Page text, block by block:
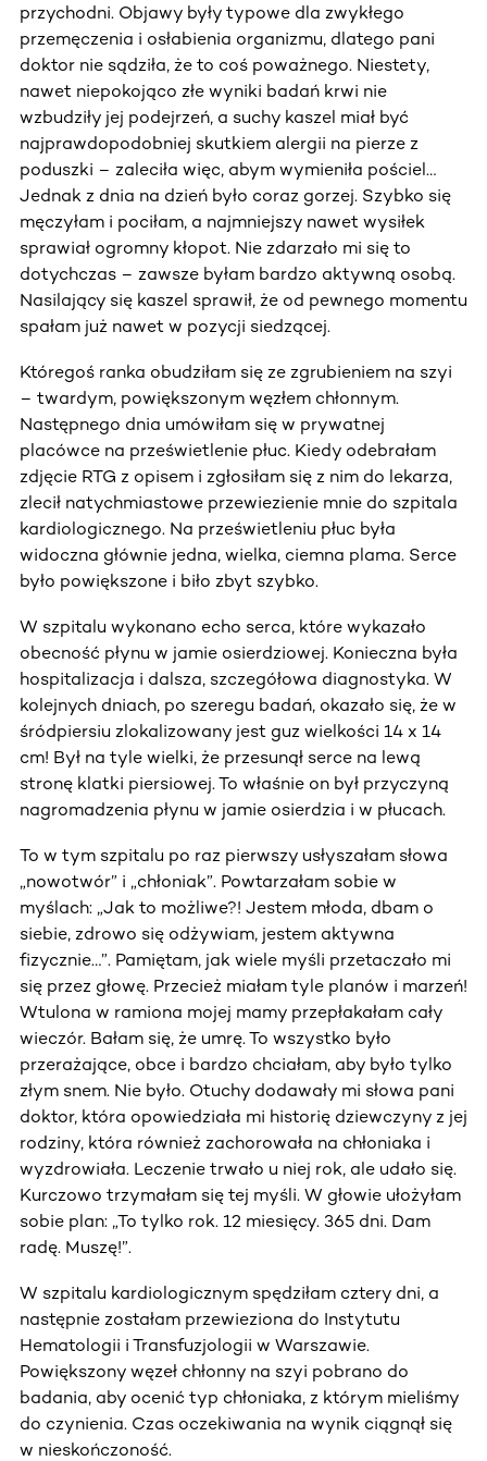
przychodni. Objawy były typowe dla zwykłego
przemęczenia i osłabienia organizmu, dlatego pani
doktor nie sądziła, że to coś poważnego. Niestety,
nawet niepokojąco złe wyniki badań krwi nie
wzbudziły jej podejrzeń, a suchy kaszel miał być
najprawdopodobniej skutkiem alergii na pierze z
poduszki – zaleciła więc, abym wymieniła pościel…
Jednak z dnia na dzień było coraz gorzej. Szybko się
męczyłam i pociłam, a najmniejszy nawet wysiłek
sprawiał ogromny kłopot. Nie zdarzało mi się to
dotychczas – zawsze byłam bardzo aktywną osobą.
Nasilający się kaszel sprawił, że od pewnego momentu
spałam już nawet w pozycji siedzącej.
Któregoś ranka obudziłam się ze zgrubieniem na szyi
– twardym, powiększonym węzłem chłonnym.
Następnego dnia umówiłam się w prywatnej
placówce na prześwietlenie płuc. Kiedy odebrałam
zdjęcie RTG z opisem i zgłosiłam się z nim do lekarza,
zlecił natychmiastowe przewiezienie mnie do szpitala
kardiologicznego. Na prześwietleniu płuc była
widoczna głównie jedna, wielka, ciemna plama. Serce
było powiększone i biło zbyt szybko.
W szpitalu wykonano echo serca, które wykazało
obecność płynu w jamie osierdziowej. Konieczna była
hospitalizacja i dalsza, szczegółowa diagnostyka. W
kolejnych dniach, po szeregu badań, okazało się, że w
śródpiersiu zlokalizowany jest guz wielkości 14 x 14
cm! Był na tyle wielki, że przesunął serce na lewą
stronę klatki piersiowej. To właśnie on był przyczyną
nagromadzenia płynu w jamie osierdzia i w płucach.
To w tym szpitalu po raz pierwszy usłyszałam słowa
„nowotwór” i „chłoniak”. Powtarzałam sobie w
myślach: „Jak to możliwe?! Jestem młoda, dbam o
siebie, zdrowo się odżywiam, jestem aktywna
fizycznie…”. Pamiętam, jak wiele myśli przetaczało mi
się przez głowę. Przecież miałam tyle planów i marzeń!
Wtulona w ramiona mojej mamy przepłakałam cały
wieczór. Bałam się, że umrę. To wszystko było
przerażające, obce i bardzo chciałam, aby było tylko
złym snem. Nie było. Otuchy dodawały mi słowa pani
doktor, która opowiedziała mi historię dziewczyny z jej
rodziny, która również zachorowała na chłoniaka i
wyzdrowiała. Leczenie trwało u niej rok, ale udało się.
Kurczowo trzymałam się tej myśli. W głowie ułożyłam
sobie plan: „To tylko rok. 12 miesięcy. 365 dni. Dam
radę. Muszę!”.
W szpitalu kardiologicznym spędziłam cztery dni, a
następnie zostałam przewieziona do Instytutu
Hematologii i Transfuzjologii w Warszawie.
Powiększony węzeł chłonny na szyi pobrano do
badania, aby ocenić typ chłoniaka, z którym mieliśmy
do czynienia. Czas oczekiwania na wynik ciągnął się
w nieskończoność.